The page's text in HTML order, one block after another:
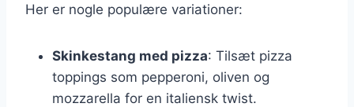
Her er nogle populære variationer:
Skinkestang med pizza: Tilsæt pizza
toppings som pepperoni, oliven og
mozzarella for en italiensk twist.